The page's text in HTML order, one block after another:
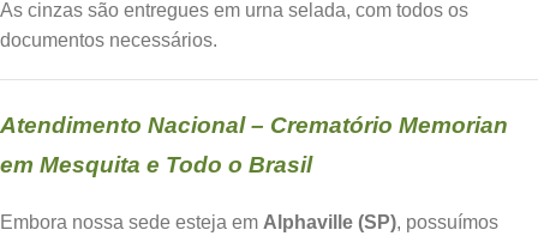
As cinzas são entregues em urna selada, com todos os
documentos necessários.
Atendimento Nacional – Crematório Memorian
em Mesquita e Todo o Brasil
Embora nossa sede esteja em Alphaville (SP), possuímos